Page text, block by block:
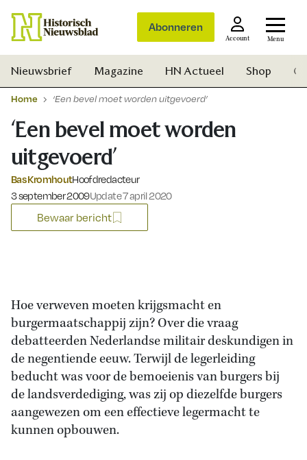
Abonneren
Account Menu
Nieuwsbrief Magazine HN Actueel Shop
Home ‘Een bevel moet worden uitgevoerd’
‘Een bevel moet worden
uitgevoerd’
Bas KromhoutHoofdredacteur
Gepubliceerd op:
3 september 2009Update 7 april 2020
Bewaar bericht
Hoe verweven moeten krijgsmacht en
burgermaatschappij zijn? Over die vraag
debatteerden Nederlandse militair deskundigen in
de negentiende eeuw. Terwijl de legerleiding
beducht was voor de bemoeienis van burgers bij
de landsverdediging, was zij op diezelfde burgers
aangewezen om een effectieve legermacht te
kunnen opbouwen.